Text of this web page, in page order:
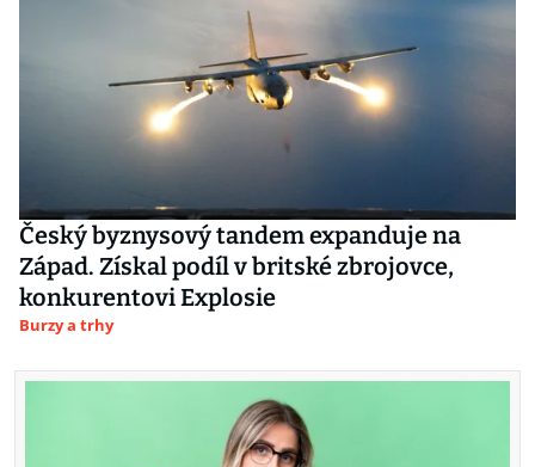
Český byznysový tandem expanduje na
Západ. Získal podíl v britské zbrojovce,
konkurentovi Explosie
Burzy a trhy